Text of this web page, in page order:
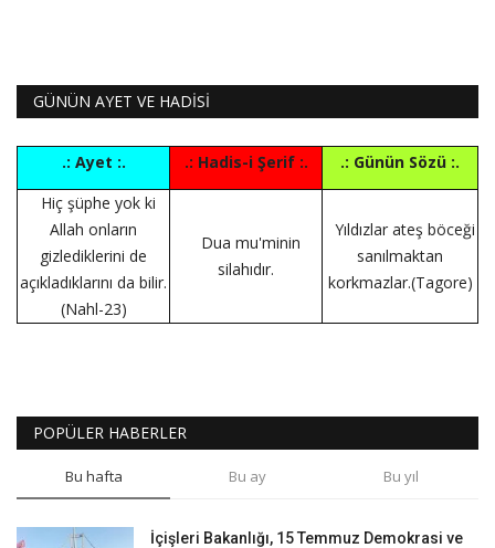
GÜNÜN AYET VE HADİSİ
.: Ayet :. .: Hadis-i Şerif :.
.: Günün Sözü :.
Hiç şüphe yok ki
Allah onların
gizlediklerini de
açıkladıklarını da bilir.
(Nahl-23)
Dua mu'minin
silahıdır.
Yıldızlar ateş böceği
sanılmaktan
korkmazlar.(Tagore)
POPÜLER HABERLER
Bu hafta Bu ay Bu yıl
İçişleri Bakanlığı, 15 Temmuz Demokrasi ve